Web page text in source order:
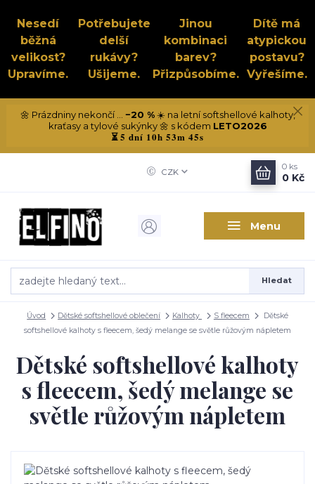
Nesedí
běžná
velikost?
Upravíme.
Potřebujete
delší
rukávy?
Ušijeme.
Jinou
kombinaci
barev?
Přizpůsobíme.
Dítě má
atypickou
postavu?
Vyřešíme.
🌼 Prázdniny nekončí ... −20 %☀️ na letní softshellové kalhoty,
kraťasy a tylové sukýnky 🌼 s kódem LETO2026
⏳5 dní 10h 53m 44s
Menu
CZK
Hledat
0 ks
0 Kč
Úvod Dětské softshellové oblečení Kalhoty S fleecem
Dětské
softshellové kalhoty s fleecem, šedý melange se světle růžovým nápletem
Dětské softshellové kalhoty
s fleecem, šedý melange se
světle růžovým nápletem